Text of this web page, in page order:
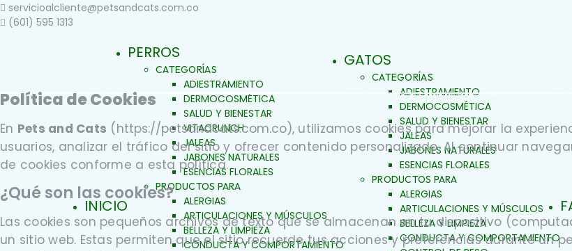
servicioalcliente@petsandcats.com.co
(601) 595 1313
INICIO
PERROS
CATEGORÍAS
ADIESTRAMIENTO
DERMOCOSMÉTICA
SALUD Y BIENESTAR
VITACRUNCH
JALEAS
JABONES NATURALES
ESENCIAS FLORALES
PRODUCTOS PARA
ALERGIAS
ARTICULACIONES Y MÚSCULOS
BELLEZA Y LIMPIEZA
CONDUCTA Y COMPORTAMIENTO
GATOS
CATEGORÍAS
ADIESTRAMIENTO
DERMOCOSMÉTICA
SALUD Y BIENESTAR
JALEAS
JABONES NATURALES
ESENCIAS FLORALES
PRODUCTOS PARA
ALERGIAS
ARTICULACIONES Y MÚSCULOS
BELLEZA Y LIMPIEZA
CONDUCTA Y COMPORTAMIENTO
Política de Cookies
En Pets and Cats (https://petsandcats.com.co), utilizamos cookies para mejorar la
usuarios, analizar el tráfico del sitio y ofrecer contenido personalizado. Al continuar
de cookies conforme a esta política.
¿Qué son las cookies?
Las cookies son pequeños archivos de texto que se almacenan en tu dispositivo
un sitio web. Estas permiten que el sitio recuerde tus acciones y preferencias durante un